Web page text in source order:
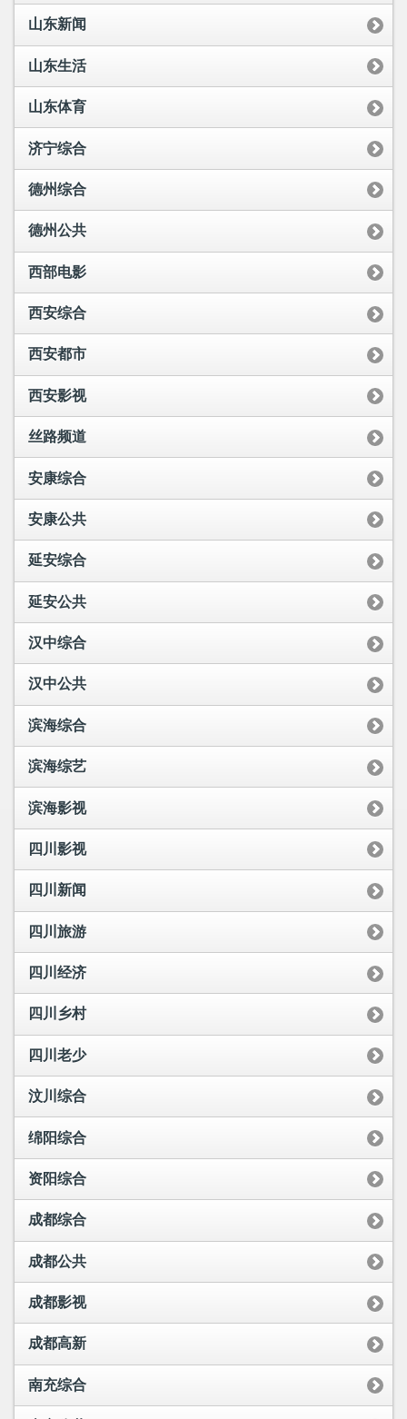
山东新闻
山东生活
山东体育
济宁综合
德州综合
德州公共
西部电影
西安综合
西安都市
西安影视
丝路频道
安康综合
安康公共
延安综合
延安公共
汉中综合
汉中公共
滨海综合
滨海综艺
滨海影视
四川影视
四川新闻
四川旅游
四川经济
四川乡村
四川老少
汶川综合
绵阳综合
资阳综合
成都综合
成都公共
成都影视
成都高新
南充综合